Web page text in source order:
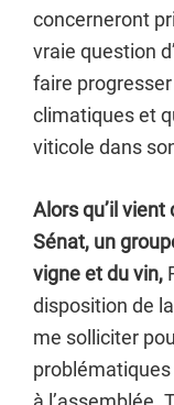
concerneront
vraie question
faire
climatiques et
viticole dans
Alors qu’il vient
Sénat, un
vigne et du vin,
disposition de
me solliciter
problématiques